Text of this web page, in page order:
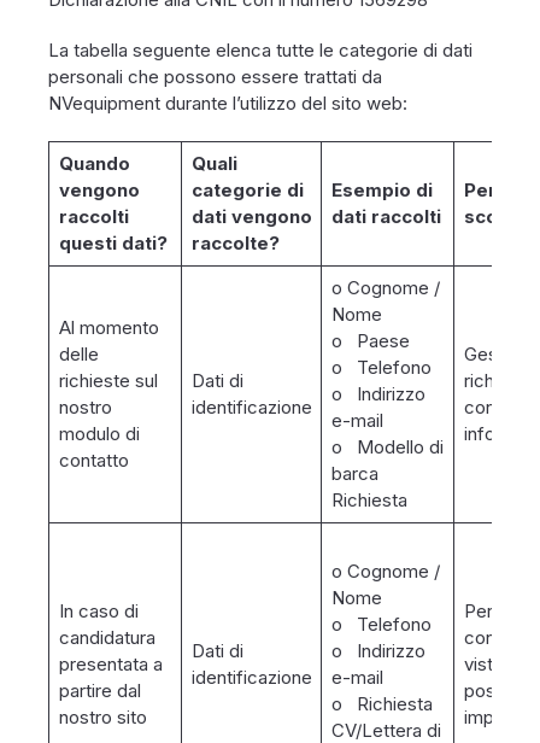
La tabella seguente elenca tutte le categorie di dati
personali che possono essere trattati da
NVequipment durante l’utilizzo del sito web:
Quando
vengono
raccolti
questi dati?
Quali
categorie di
dati vengono
raccolte?
Esempio di
dati raccolti
Per
scopo/
Al momento
delle
richieste sul
nostro
modulo di
contatto
Dati di
identificazione
o Cognome /
Nome
o Paese
o Telefono
o Indirizzo
e-mail
o Modello di
barca
Richiesta
Gestire
richieste
contatto
In caso di
candidatura
presentata a
partire dal
nostro sito
Dati di
identificazione
o Cognome /
Nome
o Telefono
o Indirizzo
e-mail
o Richiesta
CV/Lettera di
Per
vista di
possibile
impiego